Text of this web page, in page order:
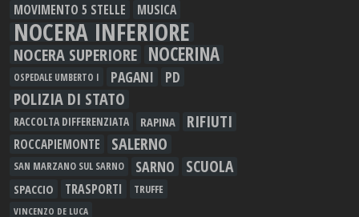
MOVIMENTO 5 STELLE MUSICA
NOCERA INFERIORE
NOCERA SUPERIORE NOCERINA
OSPEDALE UMBERTO I PAGANI PD
POLIZIA DI STATO
RACCOLTA DIFFERENZIATA RAPINA RIFIUTI
ROCCAPIEMONTE SALERNO
SAN MARZANO SUL SARNO SARNO SCUOLA
SPACCIO TRASPORTI TRUFFE
VINCENZO DE LUCA